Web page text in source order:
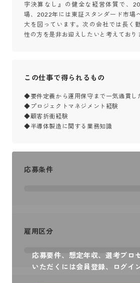
字決算なし』の健全な経営体質で、
場、2022年には東証スタンダード市場
大を図っています。次の会社では長く
性の方を是非お迎えしたいと考えており
この仕事で得られるもの
◆要件定義から運用保守まで一気通貫し
◆プロジェクトマネジメント経験
◆顧客折衝経験
◆半導体製造に関する業務知識
応募要件、想定年収、選考プロ
いただくには会員登録、ログイ
応募条件
雇用区分